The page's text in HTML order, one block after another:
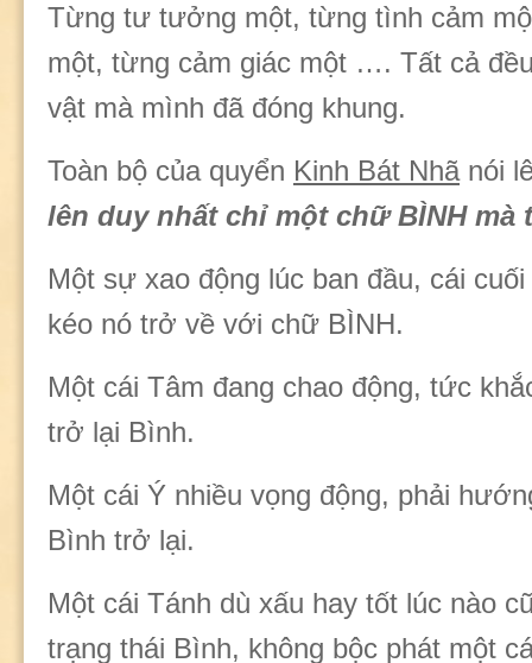
Từng tư tưởng một, từng tình cảm
một, từng cảm giác một …. Tất cả
vật mà mình đã đóng khung.
Toàn bộ của quyển Kinh Bát Nhãnói
lên duy nhất chỉ một chữ BÌNH mà
Một sự xao động lúc ban đầu, cái
kéo nó trở về với chữ BÌNH.
Một cái Tâm đang chao động, tức
trở lại Bình.
Một cái Ý nhiều vọng động, phải
Bình trở lại.
Một cái Tánh dù xấu hay tốt lúc nào
trạng thái Bình, không bộc phát một